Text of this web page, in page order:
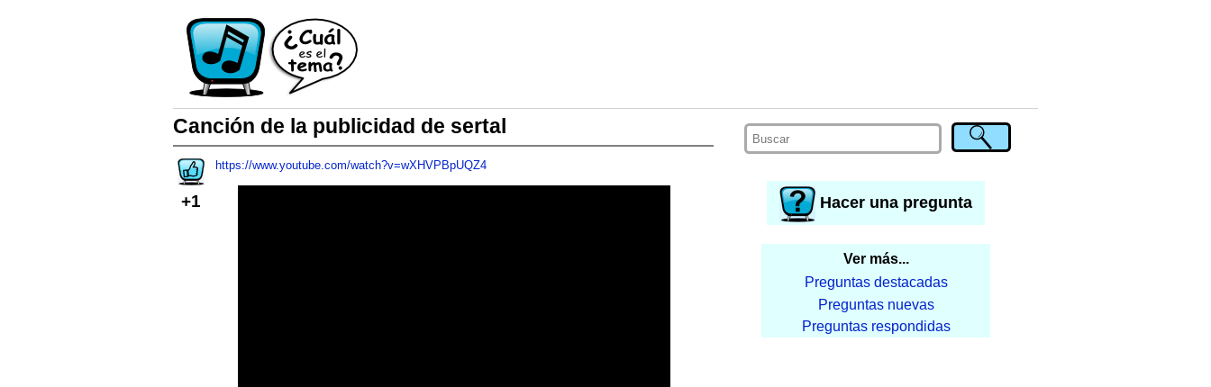
Hacer una pregunta
Ver más...
Preguntas destacadas
Preguntas nuevas
Preguntas respondidas
Canción de la publicidad de sertal
+1
https://www.youtube.com/watch?v=wXHVPBpUQZ4